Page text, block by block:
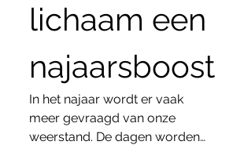
lichaam een
najaarsboost
In het najaar wordt er vaak
meer gevraagd van onze
weerstand. De dagen worden